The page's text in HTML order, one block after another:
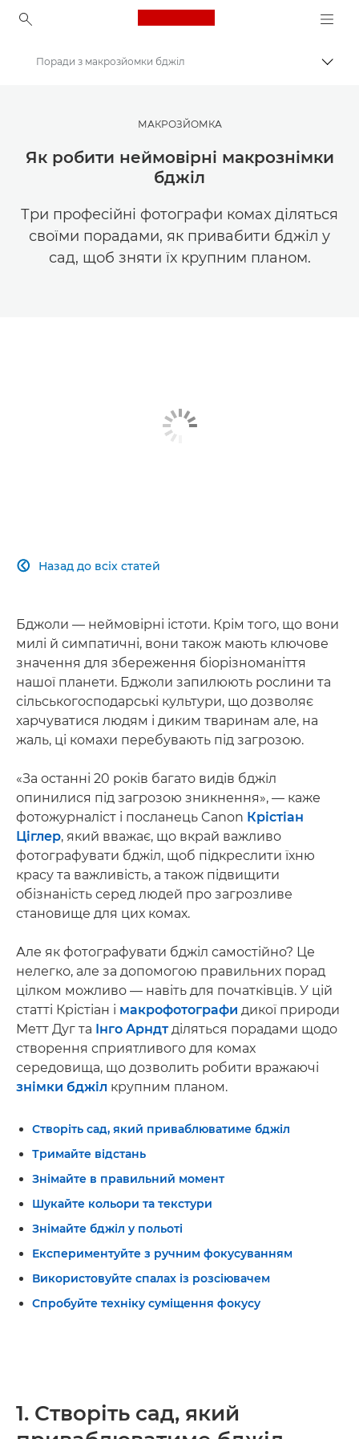
Canon Logo, back to
Ресурси для натхнення | Поради щодо фотографування і друку та рекомендації для покупців
Фотографування та друк: поради та методи
Поради з макрозйомки бджіл
МАКРОЗЙОМКА
Як робити неймовірні макрознімки
бджіл
Три професійні фотографи комах діляться
своїми порадами, як привабити бджіл у
сад, щоб зняти їх крупним планом.
Назад до всіх статей

Бджоли — неймовірні істоти. Крім того, що вони
милі й симпатичні, вони також мають ключове
значення для збереження біорізноманіття
нашої планети. Бджоли запилюють рослини та
сільськогосподарські культури, що дозволяє
харчуватися людям і диким тваринам але, на
жаль, ці комахи перебувають під загрозою.
«За останні 20 років багато видів бджіл
опинилися під загрозою зникнення», — каже
фотожурналіст і посланець Canon Крістіан
Ціглер, який вважає, що вкрай важливо
фотографувати бджіл, щоб підкреслити їхню
красу та важливість, а також підвищити
обізнаність серед людей про загрозливе
становище для цих комах.
Але як фотографувати бджіл самостійно? Це
нелегко, але за допомогою правильних порад
цілком можливо — навіть для початківців. У цій
статті Крістіан і макрофотографи дикої природи
Метт Дуг та Інго Арндтділяться порадами щодо
створення сприятливого для комах
середовища, що дозволить робити вражаючі
знімки бджіл крупним планом.
Створіть сад, який приваблюватиме бджіл
Тримайте відстань
Знімайте в правильний момент
Шукайте кольори та текстури
Знімайте бджіл у польоті
Експериментуйте з ручним фокусуванням
Використовуйте спалах із розсіювачем
Спробуйте техніку суміщення фокусу
1. Створіть сад, який